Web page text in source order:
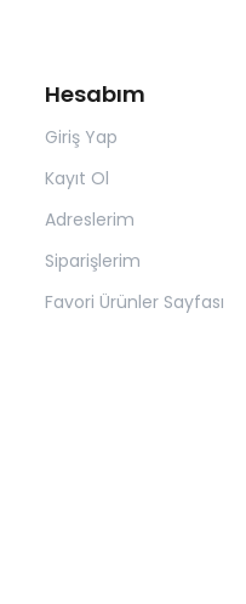
Hesabım
Giriş Yap
Kayıt Ol
Adreslerim
Siparişlerim
Favori Ürünler Sayfası